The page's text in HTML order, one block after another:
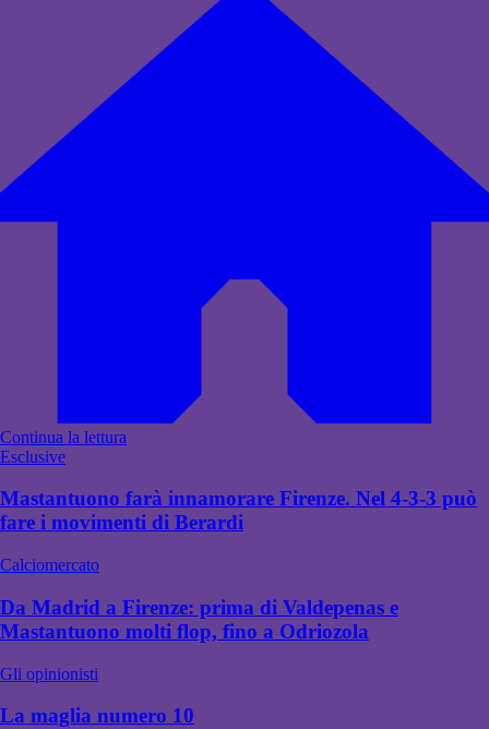
Continua la lettura
Esclusive
Mastantuono farà innamorare Firenze. Nel 4-3-3 può
fare i movimenti di Berardi
Calciomercato
Da Madrid a Firenze: prima di Valdepenas e
Mastantuono molti flop, fino a Odriozola
Gli opinionisti
La maglia numero 10